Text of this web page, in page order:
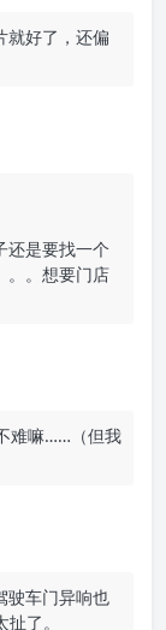
就好了，还偏
还是要找一个
。。想要门店
难嘛……（但我
驶车门异响也
了。